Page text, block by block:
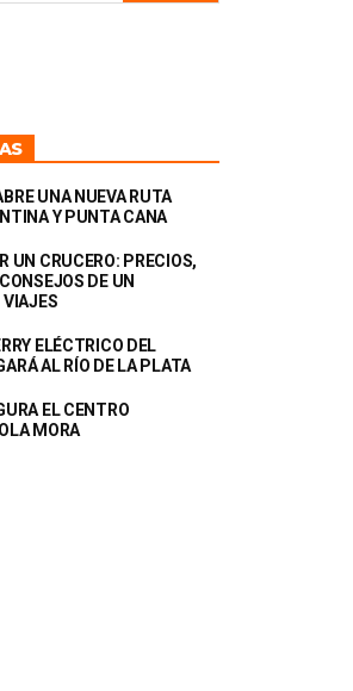
UNA NUEVA RUTA
Y PUNTA CANA
UN CRUCERO: PRECIOS,
DE UN
VIAJES
ELÉCTRICO DEL
AL RÍO DE LA PLATA
EL CENTRO
MORA